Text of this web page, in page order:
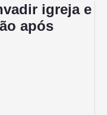
igreja e
após